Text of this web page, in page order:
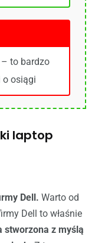
– to bardzo
o osiągi
laptop
Dell. Warto od
Dell to właśnie
stworzona z myślą